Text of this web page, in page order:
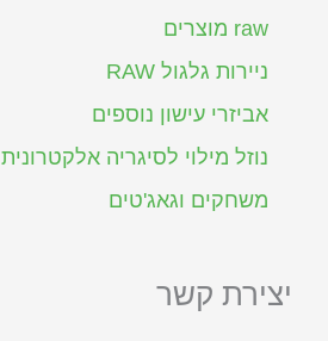
raw מוצרים
ניירות גלגול RAW
אביזרי עישון נוספים
נוזל מילוי לסיגריה אלקטרונית
משחקים וגאג'טים
יצירת קשר